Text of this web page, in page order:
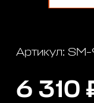
Артикул:
6 310